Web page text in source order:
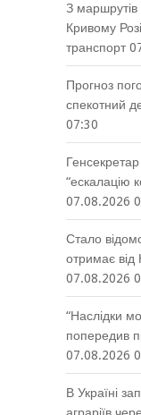
З маршрутів
Кривому
транспорт
Прогноз
спекотний
07:30
“ескалацію
07.08.2026
Стало
отримає від
07.08.2026
“Наслідки
попередив
07.08.2026
В Україні